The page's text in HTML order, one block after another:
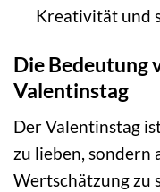
Kreativität und
Die Bedeutung
Valentinstag
Der Valentinstag
zu lieben, sondern
Wertschätzung zu